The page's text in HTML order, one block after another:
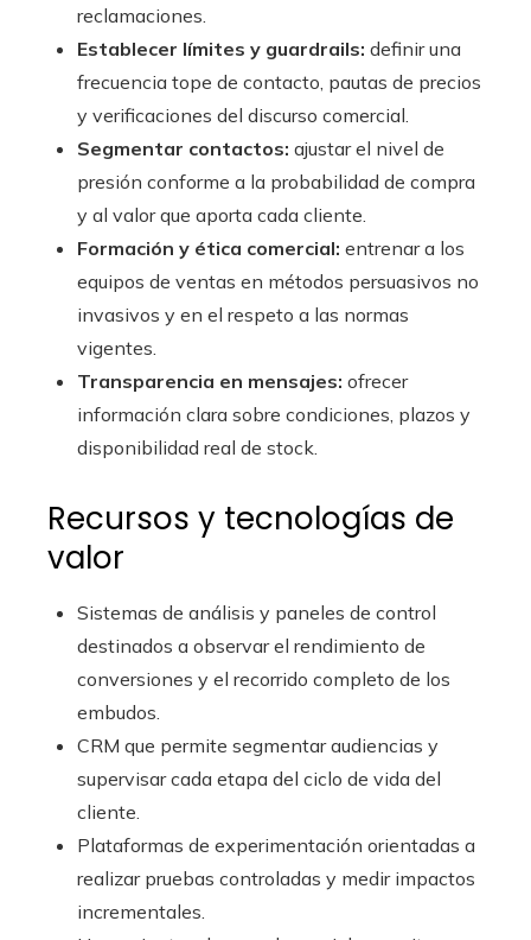
reclamaciones.
Establecer límites y guardrails: definir una
frecuencia tope de contacto, pautas de precios
y verificaciones del discurso comercial.
Segmentar contactos: ajustar el nivel de
presión conforme a la probabilidad de compra
y al valor que aporta cada cliente.
Formación y ética comercial: entrenar a los
equipos de ventas en métodos persuasivos no
invasivos y en el respeto a las normas
vigentes.
Transparencia en mensajes: ofrecer
información clara sobre condiciones, plazos y
disponibilidad real de stock.
Recursos y tecnologías de
valor
Sistemas de análisis y paneles de control
destinados a observar el rendimiento de
conversiones y el recorrido completo de los
embudos.
CRM que permite segmentar audiencias y
supervisar cada etapa del ciclo de vida del
cliente.
Plataformas de experimentación orientadas a
realizar pruebas controladas y medir impactos
incrementales.